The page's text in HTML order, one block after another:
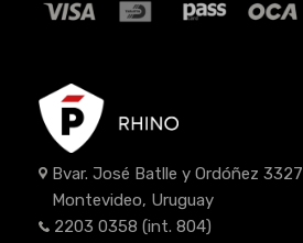
Bvar. José Batlle y Ordóñez 3327
Montevideo, Uruguay
2203 0358 (int. 804)